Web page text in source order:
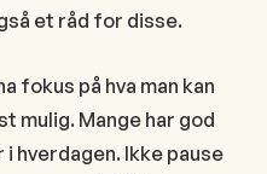
et råd for disse.
fokus på hva man kan
mulig. Mange har god
hverdagen. Ikke pause